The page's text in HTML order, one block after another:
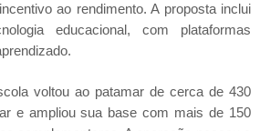
ao rendimento. A proposta inclui
educacional, com plataformas
voltou ao patamar de cerca de 430
e ampliou sua base com mais de 150